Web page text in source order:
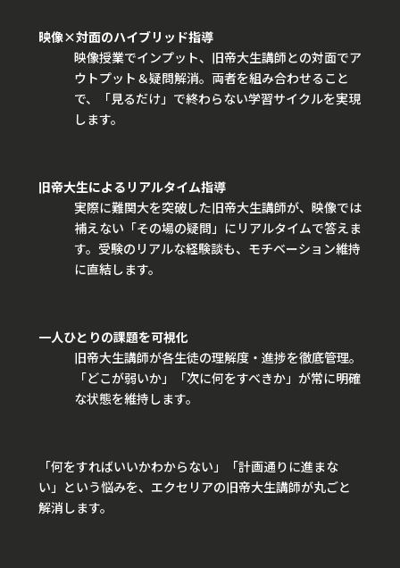
映像×対面のハイブリッド指導
映像授業でインプット、旧帝大生講師との対面でア
ウトプット＆疑問解消。両者を組み合わせること
で、「見るだけ」で終わらない学習サイクルを実現
します。
旧帝大生によるリアルタイム指導
実際に難関大を突破した旧帝大生講師が、映像では
補えない「その場の疑問」にリアルタイムで答えま
す。受験のリアルな経験談も、モチベーション維持
に直結します。
一人ひとりの課題を可視化
旧帝大生講師が各生徒の理解度・進捗を徹底管理。
「どこが弱いか」「次に何をすべきか」が常に明確
な状態を維持します。
「何をすればいいかわからない」「計画通りに進まな
い」という悩みを、エクセリアの旧帝大生講師が丸ごと
解消します。